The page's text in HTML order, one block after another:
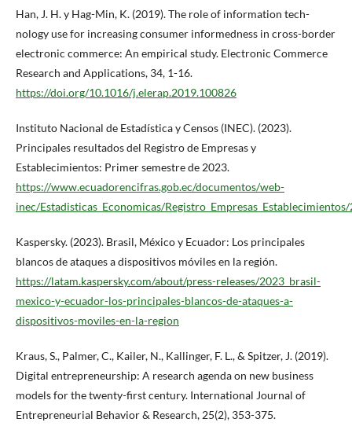
Han, J. H. y Hag-Min, K. (2019). The role of information tech-
nology use for increasing consumer informedness in cross-border
electronic commerce: An empirical study. Electronic Commerce
Research and Applications, 34, 1-16.
https://doi.org/10.1016/j.elerap.2019.100826
Instituto Nacional de Estadística y Censos (INEC). (2023).
Principales resultados del Registro de Empresas y
Establecimientos: Primer semestre de 2023.
https://www.ecuadorencifras.gob.ec/documentos/web-
inec/Estadisticas_Economicas/
Kaspersky. (2023). Brasil, México y Ecuador: Los principales
blancos de ataques a dispositivos móviles en la región.
https://latam.kaspersky.com/about/press-releases/2023_brasil-
mexico-y-ecuador-los-principales-blancos-de-ataques-a-
dispositivos-moviles-en-la-region
Kraus, S., Palmer, C., Kailer, N., Kallinger, F. L., & Spitzer, J. (2019).
Digital entrepreneurship: A research agenda on new business
models for the twenty-first century. International Journal of
Entrepreneurial Behavior & Research, 25(2), 353-375.